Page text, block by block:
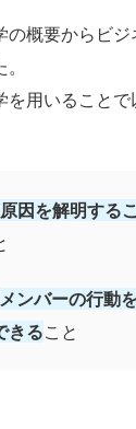
の概要からビ
用いることで
因を解明する
メンバーの行動
きること